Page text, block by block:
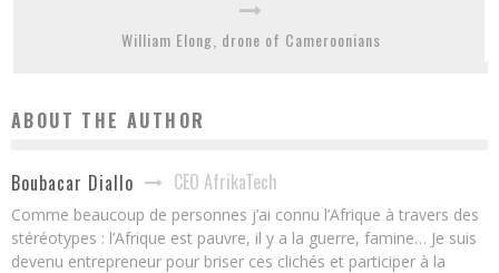
William Elong, drone of Cameroonians
ABOUT THE AUTHOR
Boubacar Diallo CEO AfrikaTech
Comme beaucoup de personnes j’ai connu l’Afrique à travers des
stéréotypes : l’Afrique est pauvre, il y a la guerre, famine… Je suis
devenu entrepreneur pour briser ces clichés et participer à la